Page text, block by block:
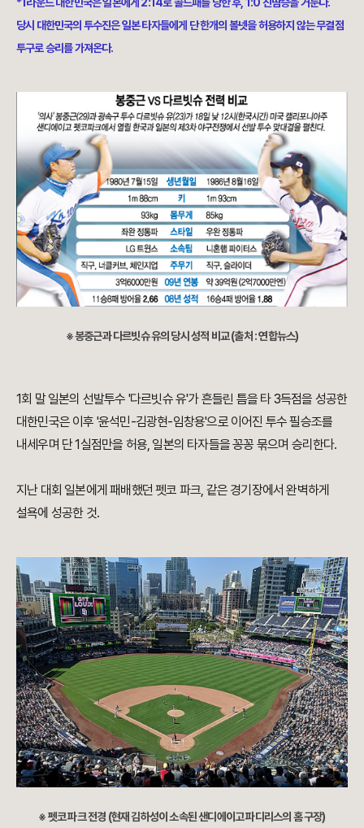
당시 대한민국의 투수진은 일본 타자들에게 단 한개의 볼넷을 허용하지 않는 무결점
투구로 승리를 가져온다.
※ 봉중근과 다르빗슈 유의 당시 성적 비교 (출처 : 연합뉴스)
1회 말 일본의 선발투수 '다르빗슈 유'가 흔들린 틈을 타 3득점을 성공한
대한민국은 이후 '윤석민-김광현-임창용'으로 이어진 투수 필승조를
내세우며 단 1실점만을 허용, 일본의 타자들을 꽁꽁 묶으며 승리한다.
지난 대회 일본에게 패배했던 펫코 파크, 같은 경기장에서 완벽하게
설욕에 성공한 것.
※ 펫코 파크 전경 (현재 김하성이 소속된 샌디에이고 파디리스의 홈 구장)